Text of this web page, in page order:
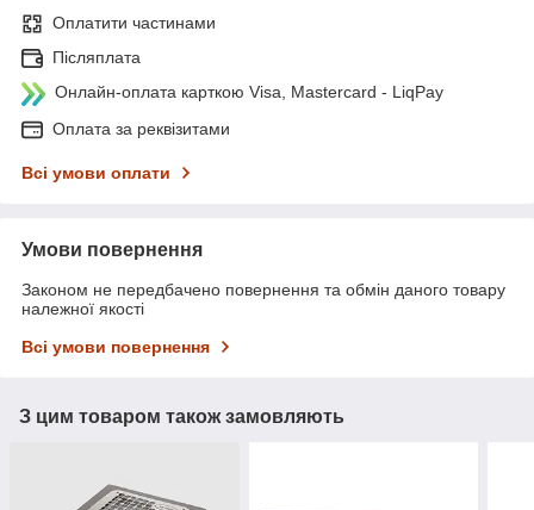
Оплатити частинами
Післяплата
Онлайн-оплата карткою Visa, Mastercard - LiqPay
Оплата за реквізитами
Всі умови оплати
Умови повернення
Законом не передбачено повернення та обмін даного товару
належної якості
Всі умови повернення
З цим товаром також замовляють